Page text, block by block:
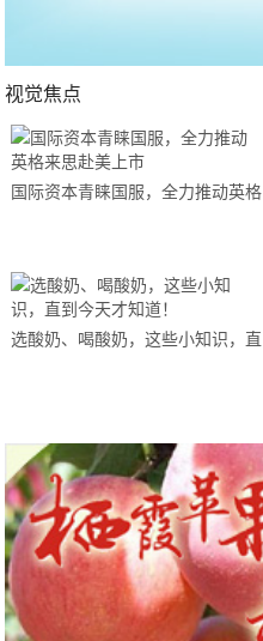
视觉焦点
国际资本青睐国服，全力推动英格
选酸奶、喝酸奶，这些小知识，直